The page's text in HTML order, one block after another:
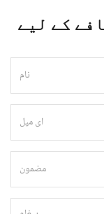
کے لیے